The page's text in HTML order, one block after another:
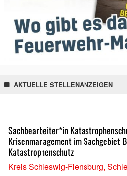
AKTUELLE STELLENANZEIGEN
Sachbearbeiter*in
Krisenmanagement im Sachgebiet
Katastrophenschutz
Kreis Schleswig-Flensburg,